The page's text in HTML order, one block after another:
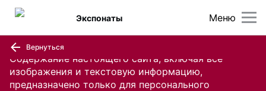
Содержание настоящего сайта, включая все
изображения и текстовую информацию,
предназначено только для персонального
Меню
Экспонаты
Вернуться